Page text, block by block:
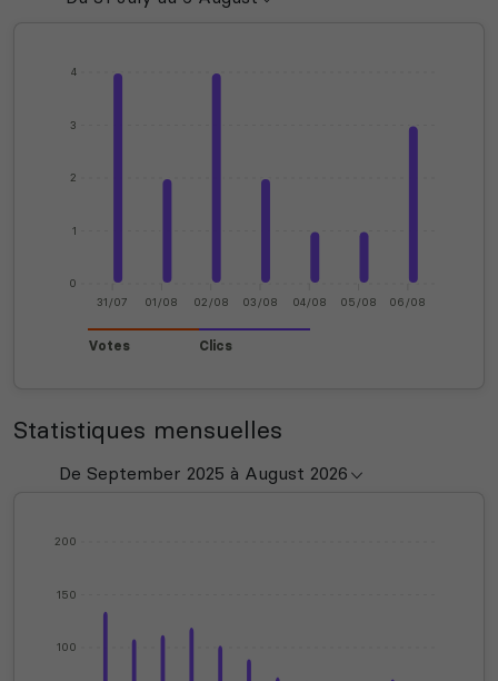
0
1
2
3
4
31/07 01/08 02/08 03/08 04/08 05/08 06/08
Votes Clics
Statistiques mensuelles
100
150
200